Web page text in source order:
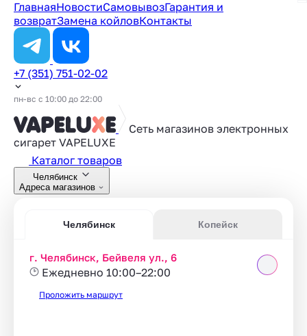
ГлавнаяНовостиСамовывозГарантия и
возвратЗамена койловКонтакты
+7 (351) 751-02-02
пн-вс с 10:00 до 22:00
Сеть магазинов электронных
сигарет VAPELUXE
Каталог товаров
Челябинск
Адреса магазинов
Челябинск Копейск
г. Челябинск, Бейвеля ул., 6
Ежедневно 10:00–22:00
Проложить маршрут